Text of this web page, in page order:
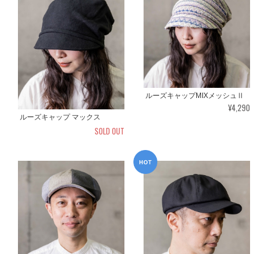
ルーズキャップ マックス
SOLD OUT
ルーズキャップMIXメッシュⅡ
¥4,290